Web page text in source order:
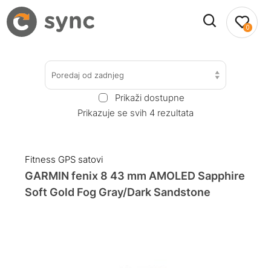
0
Poredaj od zadnjeg
Prikaži dostupne
Prikazuje se svih 4 rezultata
Fitness GPS satovi
GARMIN fenix 8 43 mm AMOLED Sapphire
Soft Gold Fog Gray/Dark Sandstone